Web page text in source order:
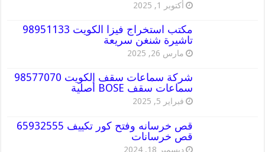
أكتوبر 1, 2025
مكتب استخراج فيزا الكويت 98951133
تاشيرة شنغن سريعة
مارس 26, 2025
شركة سماعات سقف الكويت 98577070
سماعات سقف BOSE أصلية
فبراير 5, 2025
قص خرسانه وفتح كور تكييف 65932555
قص خرسانات
ديسمبر 18, 2024